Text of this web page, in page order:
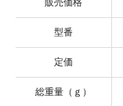
販売価格
型番
定価
総重量（ｇ）